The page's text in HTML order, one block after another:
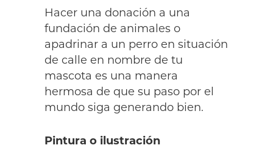
Hacer una donación a una
fundación de animales o
apadrinar a un perro en situación
de calle en nombre de tu
mascota es una manera
hermosa de que su paso por el
mundo siga generando bien.
Pintura o ilustración